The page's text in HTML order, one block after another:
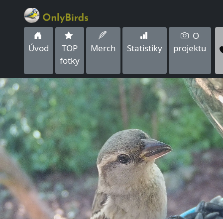
Úvod
TOP
fotky
Merch Statistiky
O
projektu